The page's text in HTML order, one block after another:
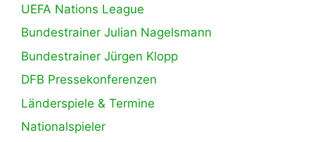
UEFA Nations League
Bundestrainer Julian Nagelsmann
Bundestrainer Jürgen Klopp
DFB Pressekonferenzen
Länderspiele & Termine
Nationalspieler